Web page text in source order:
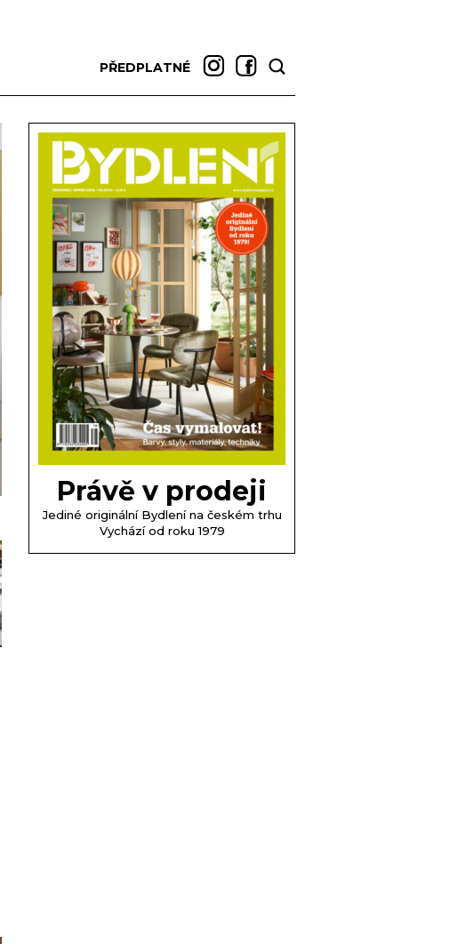
PŘEDPLATNÉ
Právě v prodeji
Jediné originální Bydlení na českém trhu
Vychází od roku 1979